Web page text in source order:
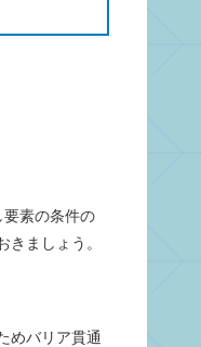
素の条件の
ましょう。
めバリア貫通